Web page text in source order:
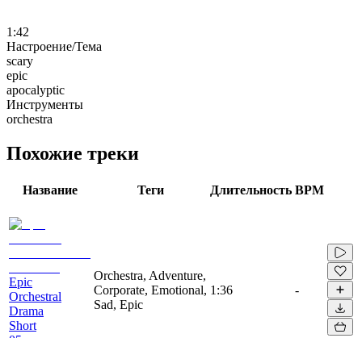
1:42
Настроение/Тема
scary
epic
apocalyptic
Инструменты
orchestra
Похожие треки
Название Теги Длительность BPM
Epic
Orchestral
Drama
Short
Orchestra, Adventure,
Corporate, Emotional,
Sad, Epic
1:36 -